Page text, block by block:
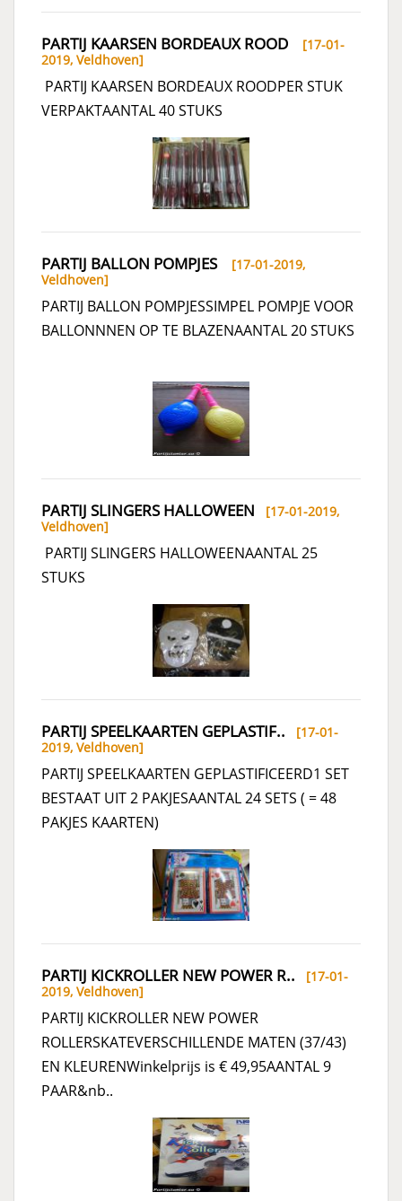
PARTIJ KAARSEN BORDEAUX ROOD
[17-01-
2019, Veldhoven]
PARTIJ KAARSEN BORDEAUX ROODPER STUK
VERPAKTAANTAL 40 STUKS
PARTIJ BALLON POMPJES
[17-01-2019,
Veldhoven]
PARTIJ BALLON POMPJESSIMPEL POMPJE VOOR
BALLONNNEN OP TE BLAZENAANTAL 20 STUKS
PARTIJ SLINGERS HALLOWEEN [17-01-2019,
Veldhoven]
PARTIJ SLINGERS HALLOWEENAANTAL 25
STUKS
PARTIJ SPEELKAARTEN GEPLASTIF.. [17-01-
2019, Veldhoven]
PARTIJ SPEELKAARTEN GEPLASTIFICEERD1 SET
BESTAAT UIT 2 PAKJESAANTAL 24 SETS ( = 48
PAKJES KAARTEN)
PARTIJ KICKROLLER NEW POWER R.. [17-01-
2019, Veldhoven]
PARTIJ KICKROLLER NEW POWER
ROLLERSKATEVERSCHILLENDE MATEN (37/43)
EN KLEURENWinkelprijs is € 49,95AANTAL 9
PAAR&nb..